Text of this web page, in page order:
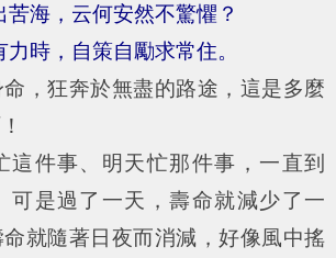
苦海，云何安然不驚懼？
時，自策自勵求常住。
狂奔於無盡的路途，這是多麼
件事、明天忙那件事，一直到
可是過了一天，壽命就減少了一
就隨著日夜而消減，好像風中搖